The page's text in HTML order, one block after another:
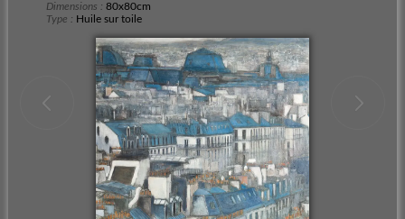
Dimensions : 80x80cm
Type : Huile sur toile